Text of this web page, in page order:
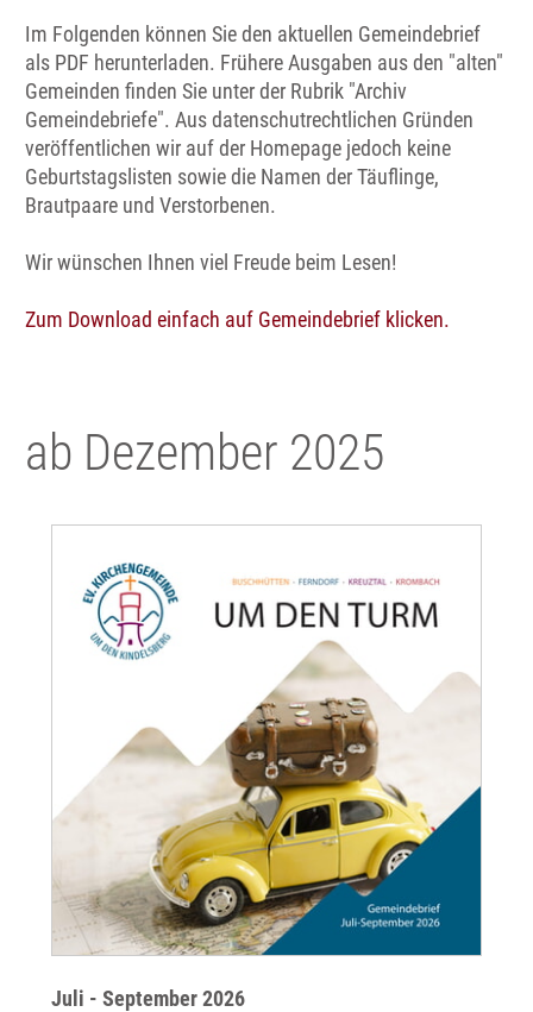
Im Folgenden können Sie den aktuellen Gemeindebrief
als PDF herunterladen. Frühere Ausgaben aus den "alten"
Gemeinden finden Sie unter der Rubrik "Archiv
Gemeindebriefe". Aus datenschutrechtlichen Gründen
veröffentlichen wir auf der Homepage jedoch keine
Geburtstagslisten sowie die Namen der Täuflinge,
Brautpaare und Verstorbenen.
Wir wünschen Ihnen viel Freude beim Lesen!
Zum Download einfach auf Gemeindebrief klicken.
ab Dezember 2025
Juli - September 2026